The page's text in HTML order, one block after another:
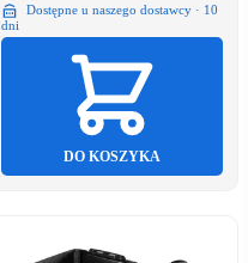
Dostępne u naszego dostawcy · 10
dni
DO KOSZYKA